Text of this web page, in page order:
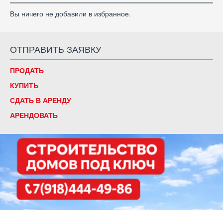
Вы ничего не добавили в избранное.
ОТПРАВИТЬ ЗАЯВКУ
ПРОДАТЬ
КУПИТЬ
СДАТЬ В АРЕНДУ
АРЕНДОВАТЬ